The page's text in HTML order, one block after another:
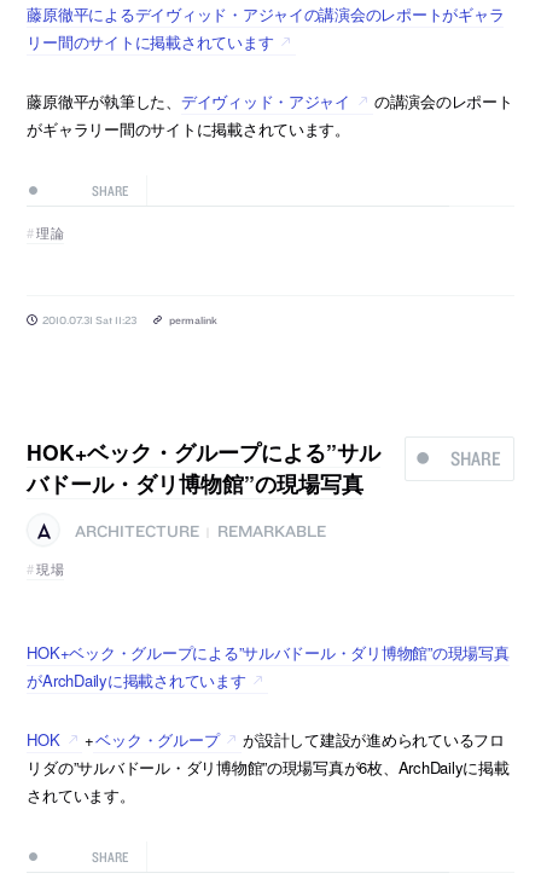
藤原徹平によるデイヴィッド・アジャイの講演会のレポートがギャラ
リー間のサイトに掲載されています
藤原徹平が執筆した、 デイヴィッド・アジャイ
の講演会のレポート
がギャラリー間のサイトに掲載されています。
SHARE
理論
2010.07.31 Sat 11:23 permalink
SHARE
HOK+ベック・グループによる”サル
バドール・ダリ博物館”の現場写真
ARCHITECTURE
REMARKABLE
現場
HOK+ベック・グループによる”サルバドール・ダリ博物館”の現場写真
がArchDailyに掲載されています
HOK +ベック・グループ
が設計して建設が進められているフロ
リダの”サルバドール・ダリ博物館”の現場写真が6枚、ArchDailyに掲載
されています。
SHARE